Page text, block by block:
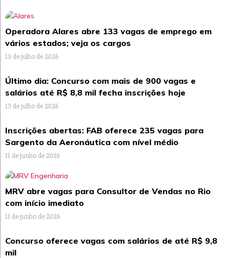
Operadora Alares abre 133 vagas de emprego em
vários estados; veja os cargos
13 de julho de 2026
Último dia: Concurso com mais de 900 vagas e
salários até R$ 8,8 mil fecha inscrições hoje
13 de julho de 2026
Inscrições abertas: FAB oferece 235 vagas para
Sargento da Aeronáutica com nível médio
11 de junho de 2026
MRV abre vagas para Consultor de Vendas no Rio
com início imediato
11 de junho de 2026
Concurso oferece vagas com salários de até R$ 9,8
mil